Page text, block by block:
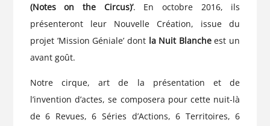
(Notes on the Circus)’. En octobre 2016, ils
présenteront leur Nouvelle Création, issue du
projet ’Mission Géniale’ dont la Nuit Blancheest un
avant goût.
Notre cirque, art de la présentation et de
l’invention d’actes, se composera pour cette nuit-là
de 6 Revues, 6 Séries d’Actions, 6 Territoires, 6